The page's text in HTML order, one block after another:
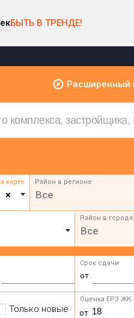
БЫТЬ В ТРЕНДЕ!
Расширенный
карте
×
Район в регионе
Все
Район в городе
Все
Срок сдачи
от
Только новые
Оценка ЕРЗ ЖК
от